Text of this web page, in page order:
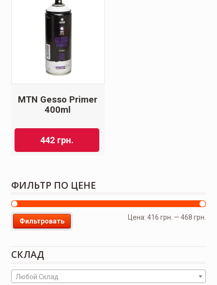
MTN Gesso Primer
400ml
442 грн.
ФИЛЬТР ПО ЦЕНЕ
Фильтровать
Цена:416 грн. —468 грн.
СКЛАД
Любой Склад